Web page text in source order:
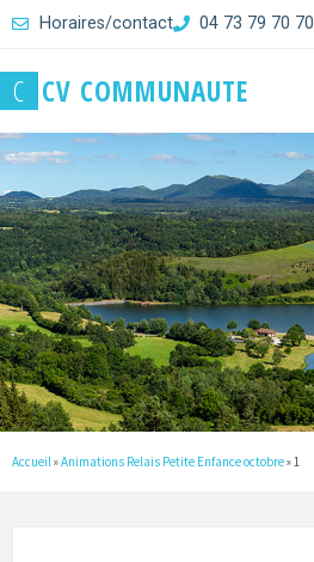
Horaires/contact 04 73 79 70 70
C CV COMMUNAUTE
Accueil »Animations Relais Petite Enfance octobre» 1